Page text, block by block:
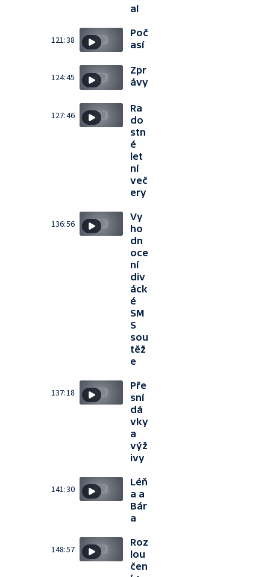
al
121:38
Poč
así
124:45
Zpr
ávy
127:46
Ra
do
stn
é
let
ní
več
ery
136:56
Vy
ho
dn
oce
ní
div
áck
é
SM
S
sou
těž
e
137:18
Pře
sní
dá
vky
a
výž
ivy
141:30
Léň
a a
Bár
a
148:57
Roz
lou
čen